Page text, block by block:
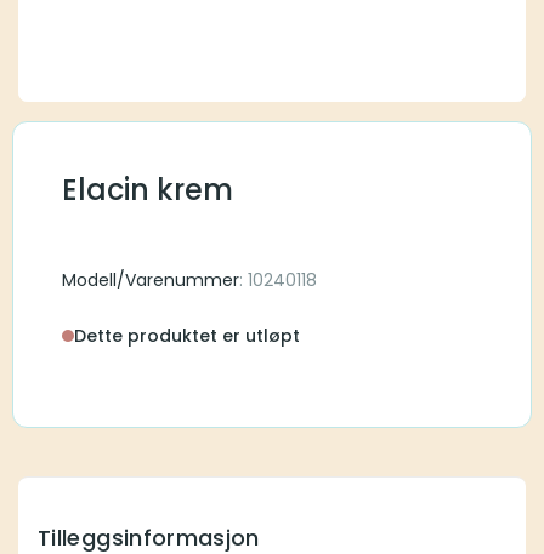
Elacin krem
Modell/Varenummer: 10240118
Dette produktet er utløpt
Tilleggsinformasjon